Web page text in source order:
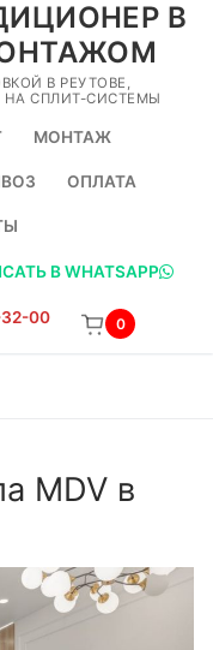
В
В РЕУТОВЕ,
СПЛИТ-СИСТЕМЫ
МОНТАЖ
ОПЛАТА
В WHATSAPP
00 0
MDV в